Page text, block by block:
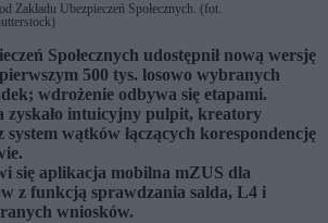
Zakładu Ubezpieczeń Społecznych. (fot.
Społecznych udostępnił nową wersję
500 tys. losowo wybranych
wdrożenie odbywa się etapami.
zyskało intuicyjny pulpit, kreatory
wątków łączących korespondencję
się aplikacja mobilna mZUS dla
z funkcją sprawdzania salda, L4 i
wniosków.